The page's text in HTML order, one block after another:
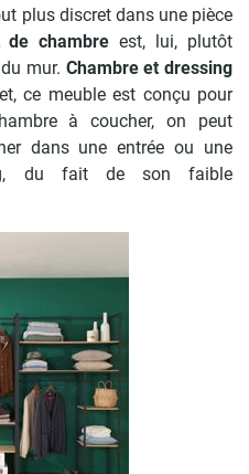
plus discret dans une pièce
de chambre est, lui, plutôt
mur. Chambre et dressing
ce meuble est conçu pour
à coucher, on peut
dans une entrée ou une
du fait de son faible